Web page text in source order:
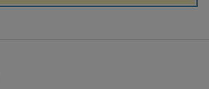
technologie, informatyka
informacyjne